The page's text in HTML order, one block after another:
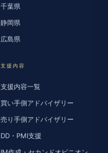
千葉県
静岡県
広島県
支援内容
支援内容一覧
買い手側アドバイザリー
売り手側アドバイザリー
DD・PMI支援